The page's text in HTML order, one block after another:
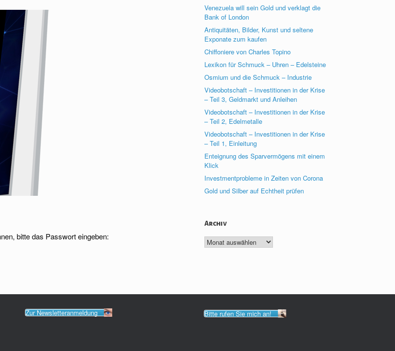
bitte das Passwort eingeben:
Venezuela will sein Gold und verklagt die
Bank of London
Antiquitäten, Bilder, Kunst und seltene
Exponate zum kaufen
Chiffoniere von Charles Topino
Lexikon für Schmuck – Uhren – Edelsteine
Osmium und die Schmuck – Industrie
Videobotschaft – Investitionen in der Krise
– Teil 3, Geldmarkt und Anleihen
Videobotschaft – Investitionen in der Krise
– Teil 2, Edelmetalle
Videobotschaft – Investitionen in der Krise
– Teil 1, Einleitung
Enteignung des Sparvermögens mit einem
Klick
Investmentprobleme in Zeiten von Corona
Gold und Silber auf Echtheit prüfen
Archiv
Archiv
Zur Newsletteranmeldung Bitte rufen Sie mich an!